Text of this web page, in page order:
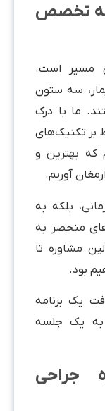
به تخصص
مسیر است.
سه ستون
ما با درک
بر تکنیک‌های
که بهترین و
آوریم.
بلکه به
منحصر به
مشاوره تا
بود.
یک برنامه
به یک جلسه
جراحی